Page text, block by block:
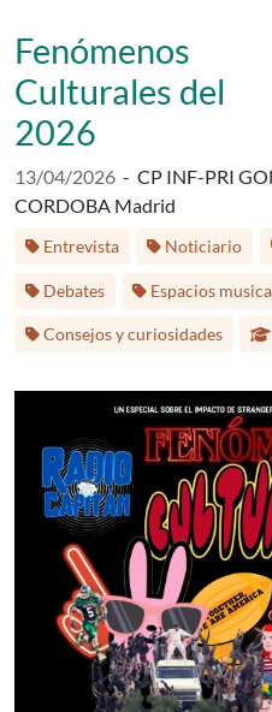
Fenómenos
Culturales del
2026
Fecha de publicación:
13/04/2026 - CP INF-PRI
CORDOBA Madrid
Etiquetas:
Entrevista Noticiario
Debates Espacios
Consejos y curiosidades